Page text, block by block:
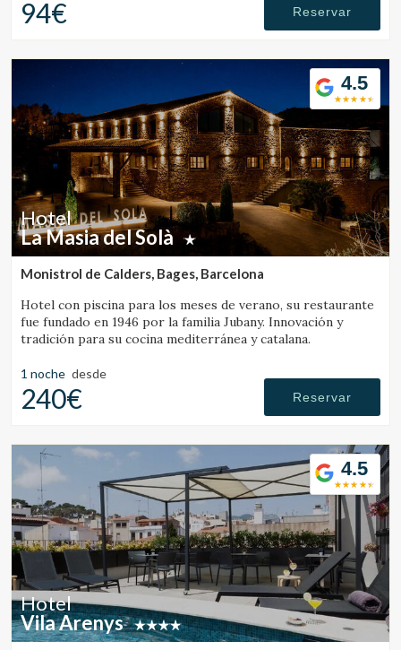
94€ Reservar
4.5
Hotel
La Masia del Solà
Monistrol de Calders, Bages, Barcelona
Hotel con piscina para los meses de verano, su restaurante
fue fundado en 1946 por la familia Jubany. Innovación y
tradición para su cocina mediterránea y catalana.
1 noche desde
240€ Reservar
4.5
Hotel
Vila Arenys